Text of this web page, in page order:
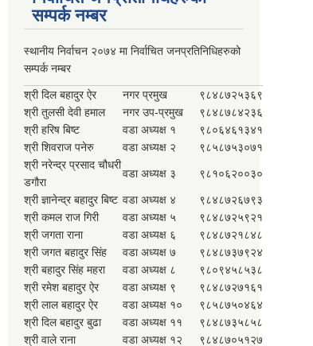
सम्पर्क नम्बर
स्थानीय निर्वाचन २०७४ मा निर्वाचित जनप्रतिनिधिहरुको
सम्पर्क नम्बर
श्री दिल बहादुर ऐर नगर प्रमुख
९८४८७२५३६९
श्री तुलसी देवी हमाल
नगर उप-प्रमुख
९८४८७८४२३६
श्री हरिष बिष्ट
वडा अध्यक्ष १
९८०६४६१३४१
श्री शिवराज पनेरु
वडा अध्यक्ष २
९८५८७५३०७१
श्री नरेन्द्र प्रसाद चौधरी
डगौरा
वडा अध्यक्ष ३ ९८१०६२००३०
श्री ज्ञानेन्द्र बहादुर बिष्ट वडा अध्यक्ष ४
९८४८७२६७९३
श्री कमल राज गिरी
वडा अध्यक्ष ५
९८४८७२५९२१
श्री जगता राना
वडा अध्यक्ष ६
९८४८७२१८४८
श्री जगत बहादुर सिंह
वडा अध्यक्ष ७
९८४८७३७९२४
श्री बहादुर सिंह महरा
वडा अध्यक्ष ८
९८०९४५८५३८
श्री रमेश बहादुर ऐर
वडा अध्यक्ष ९
९८४८७२७१६१
श्री लाल बहादुर ऐर
वडा अध्यक्ष १०
९८५८७५०४६४
श्री दिल बहादुर बुढा
वडा अध्यक्ष ११
९८४८७३५८५८
श्री वाले राना
वडा अध्यक्ष १२ ९८४८७०५१२७